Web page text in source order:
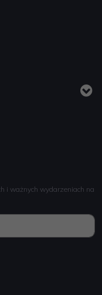
i ważnych wydarzeniach na